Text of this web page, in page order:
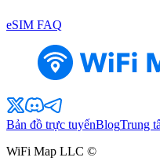
eSIM FAQ
Bản đồ trực tuyếnBlogTrung
WiFi Map LLC ©